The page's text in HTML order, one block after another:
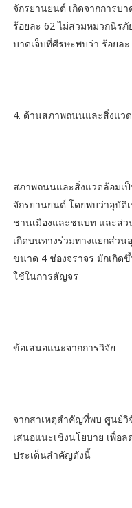
จักรยานยนต์ เกิดจากการบ
ร้อยละ 62 ไม่สวมหมวกนิร
บาดเจ็บที่ศีรษะพบว่า ร้อยล
4. ด้านสภาพถนนและสิ่งแว
สภาพถนนและสิ่งแวดล้อมเ
จักรยานยนต์ โดยพบว่าอุบัติ
ชานเมืองและชนบท และส่
เกิดบนทางร่วมทางแยกส่ว
ขนาด 4 ช่องจราจร มักเกิด
ใช้ในการสัญจร
ข้อเสนอแนะจากการวิจัย
จากสาเหตุสำคัญที่พบ ศูนย์วิ
เสนอแนะเชิงนโยบาย เพื่อ
ประเด็นสำคัญดังนี้